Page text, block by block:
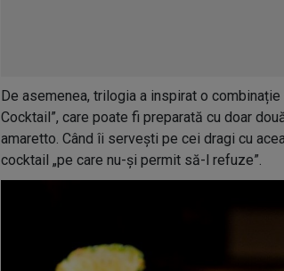
De asemenea, trilogia a inspirat o
Cocktail”, care poate fi preparată cu doar
amaretto. Când îi servești pe cei dragi cu
cocktail „pe care nu-și permit să-l refuze”.